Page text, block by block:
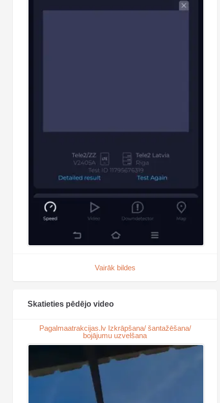
Vairāk bildes
Skatieties pēdējo video
Pagalmaatrakcijas.lv Izkrāpšana/ šantažēšana/
bojājumu uzvelšana